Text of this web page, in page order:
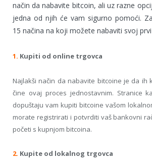
način da nabavite bitcoin, ali uz razne
jedna od njih će vam sigurno pomoći.
15 načina na koji možete nabaviti svoj
1. Kupiti od online trgovca
Najlakši način da nabavite bitcoine je da ih
čine ovaj proces jednostavnim. Stranice
dopuštaju vam kupiti bitcoine vašom
morate registrirati i potvrditi vaš bankovni
početi s kupnjom bitcoina.
2. Kupite od lokalnog trgovca